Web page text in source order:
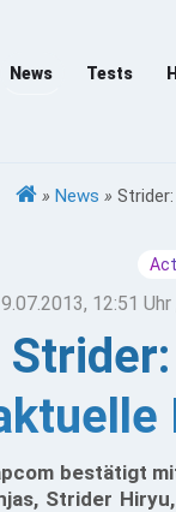
News Tests
» News »
12:51 Uhr
bestätigt
Strider